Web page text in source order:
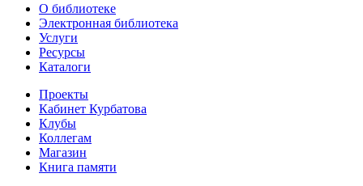
О библиотеке
Электронная библиотека
Услуги
Ресурсы
Каталоги
Проекты
Кабинет Курбатова
Клубы
Коллегам
Магазин
Книга памяти